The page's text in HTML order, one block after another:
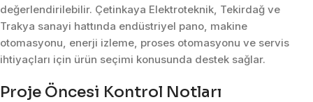
değerlendirilebilir. Çetinkaya Elektroteknik, Tekirdağ ve
Trakya sanayi hattında endüstriyel pano, makine
otomasyonu, enerji izleme, proses otomasyonu ve servis
ihtiyaçları için ürün seçimi konusunda destek sağlar.
Proje Öncesi Kontrol Notları